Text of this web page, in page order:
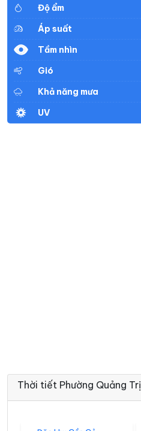
Độ ẩm
Áp suất
Tầm nhìn
Gió
Khả năng mưa
UV
Thời tiết Phường Quảng Trị